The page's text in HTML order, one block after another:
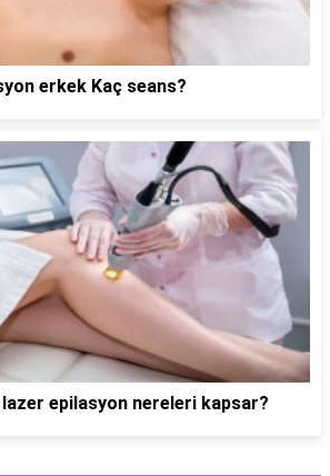
erkek Kaç seans?
lazer epilasyon nereleri kapsar?